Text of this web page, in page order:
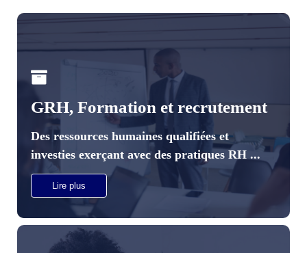
GRH, Formation et recrutement
Des ressources humaines qualifiées et
investies exerçant avec des pratiques RH ...
Lire plus